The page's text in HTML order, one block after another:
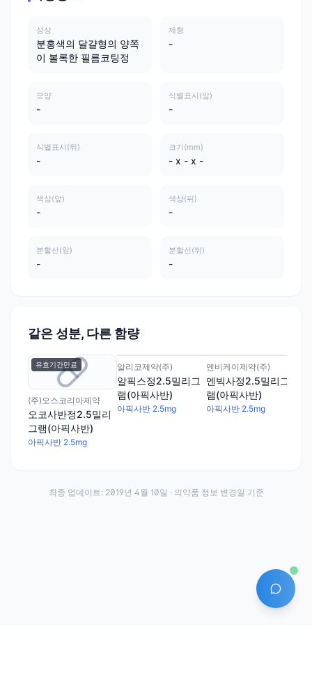
성상
분홍색의 달걀형의 양쪽
이 볼록한 필름코팅정
제형
-
모양
-
식별표시(앞)
-
식별표시(뒤)
-
크기(mm)
- x - x -
색상(앞)
-
색상(뒤)
-
분할선(앞)
-
분할선(뒤)
-
같은 성분, 다른 함량
유효기간만료
(주)오스코리아제약
오코사반정2.5밀리
그램(아픽사반)
아픽사반 2.5mg
알리코제약(주)
알픽스정2.5밀리그
램(아픽사반)
아픽사반 2.5mg
엔비케이제약(주)
엔빅사정2.5밀리그
램(아픽사반)
아픽사반 2.5mg
AI 에이
최종 업데이트: 2019년 4월 10일 · 의약품 정보 변경일 기준